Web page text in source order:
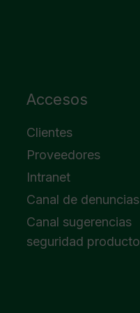
Accesos
Clientes
Proveedores
Intranet
Canal de denuncias
Canal sugerencias
seguridad producto